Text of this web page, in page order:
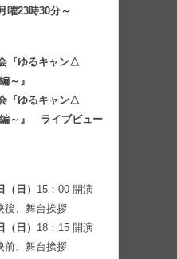
曜23時30分～
『ゆるキャン△
～』
『ゆるキャン△
～』 ライブビュー
日） 15：00 開演
後、舞台挨拶
日） 18：15 開演
前、舞台挨拶